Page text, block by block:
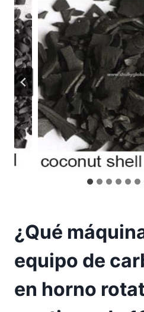
¿Qué
equipo de
en horno